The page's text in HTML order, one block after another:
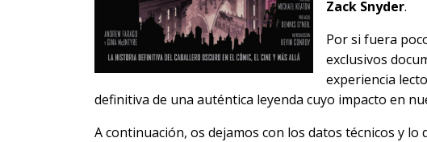
Zack Snyder.
Por si fuera
exclusivos
experiencia
definitiva de una auténtica leyenda cuyo impacto en
A continuación, os dejamos con los datos técnicos y